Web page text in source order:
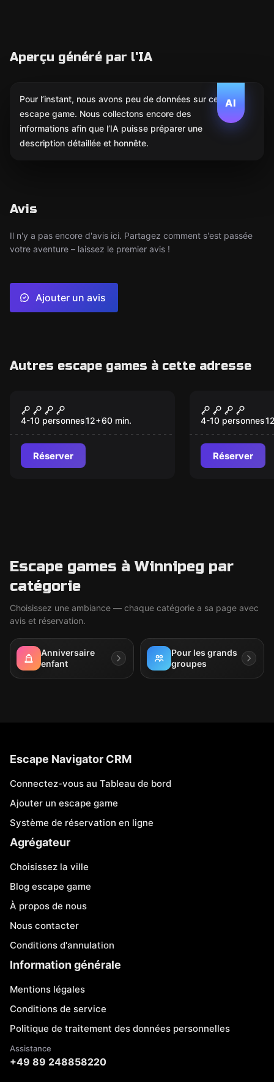
Aperçu généré par l'IA
AI
Pour l’instant, nous avons peu de données sur cet
escape game. Nous collectons encore des
informations afin que l’IA puisse préparer une
description détaillée et honnête.
Avis
Il n'y a pas encore d'avis ici. Partagez comment s'est passée
votre aventure – laissez le premier avis !
Ajouter un avis
Autres escape games à cette adresse
Interdiction le canard
chanceux
4-10 personnes12+60 min.
Réserver
Brig de
4-10 personnes
Réserver
Escape games à Winnipeg par
catégorie
Choisissez une ambiance — chaque catégorie a sa page avec
avis et réservation.
Anniversaire
enfant
Pour les grands
groupes
Escape Navigator CRM
Connectez-vous au Tableau de bord
Ajouter un escape game
Système de réservation en ligne
Agrégateur
Choisissez la ville
Blog escape game
À propos de nous
Nous contacter
Conditions d'annulation
Information générale
Mentions légales
Conditions de service
Politique de traitement des données personnelles
Assistance
+49 89 248858220